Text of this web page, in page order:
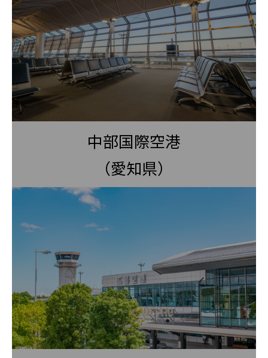
中部国際空港
（愛知県）